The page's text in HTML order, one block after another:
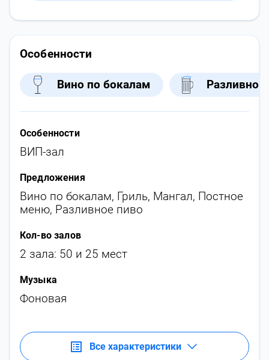
Особенности
Вино по бокалам Разливное
Особенности
ВИП-зал
Предложения
Вино по бокалам, Гриль, Мангал, Постное
меню, Разливное пиво
Кол-во залов
2 зала: 50 и 25 мест
Музыка
Фоновая
Все характеристики